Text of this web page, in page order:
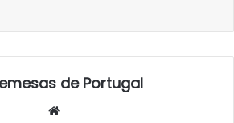
de Portugal